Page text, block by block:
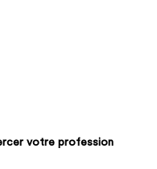
votre profession